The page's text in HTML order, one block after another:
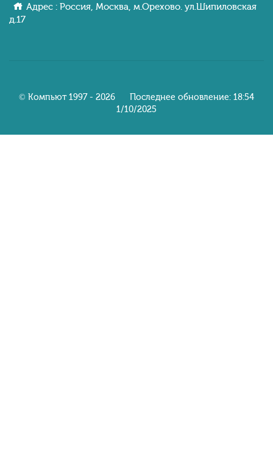
Адрес : Россия, Москва, м.Орехово. ул.Шипиловcкaя
д.17
© Компьют 1997 - 2026 Последнее обновление: 18:54
1/10/2025